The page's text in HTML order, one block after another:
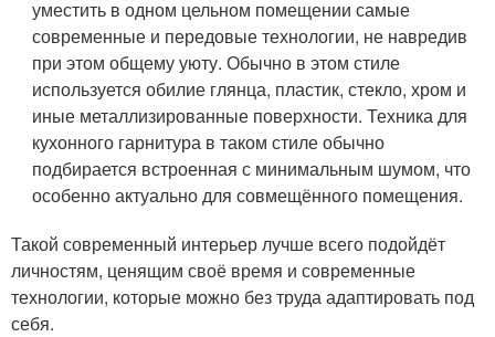
уместить в одном цельном помещении самые
современные и передовые технологии, не навредив
при этом общему уюту. Обычно в этом стиле
используется обилие глянца, пластик, стекло, хром и
иные металлизированные поверхности. Техника для
кухонного гарнитура в таком стиле обычно
подбирается встроенная с минимальным шумом, что
особенно актуально для совмещённого помещения.
Такой современный интерьер лучше всего подойдёт
личностям, ценящим своё время и современные
технологии, которые можно без труда адаптировать под
себя.